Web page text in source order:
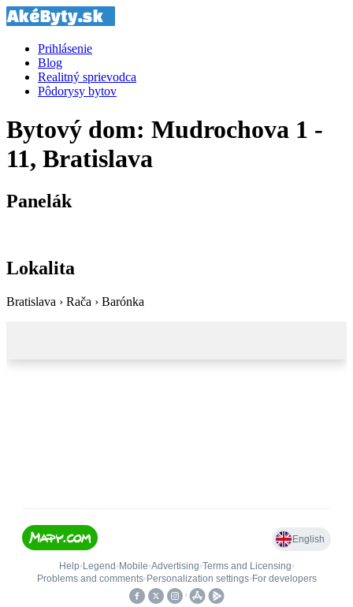
Prihlásenie
Blog
Realitný sprievodca
Pôdorysy bytov
Bytový dom: Mudrochova 1 -
11, Bratislava
Panelák
Lokalita
Bratislava › Rača › Barónka